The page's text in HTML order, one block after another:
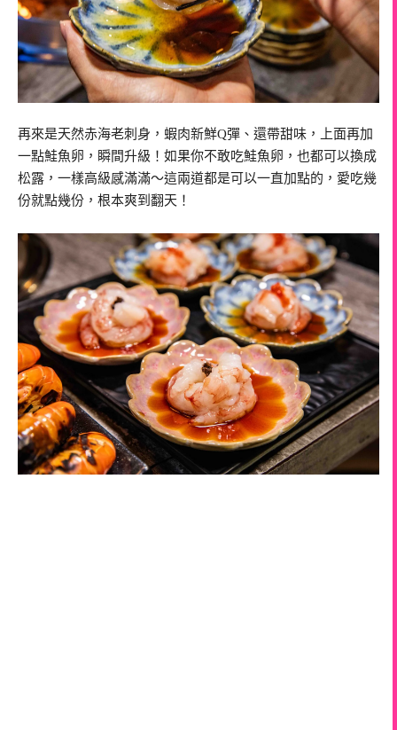
再來是天然赤海老刺身，蝦肉新鮮Q彈、還帶甜味，上面再加
一點鮭魚卵，瞬間升級！如果你不敢吃鮭魚卵，也都可以換成
松露，一樣高級感滿滿～這兩道都是可以一直加點的，愛吃幾
份就點幾份，根本爽到翻天！